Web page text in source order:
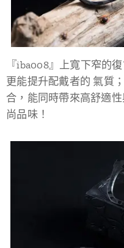
『iba008』上寬下窄的
更能提升配戴者的 氣質
合，能同時帶來高舒適
尚品味！